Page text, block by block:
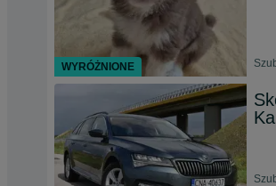
WYRÓŻNIONE